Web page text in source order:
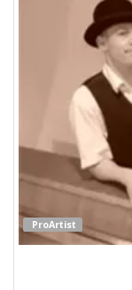
ProArtist